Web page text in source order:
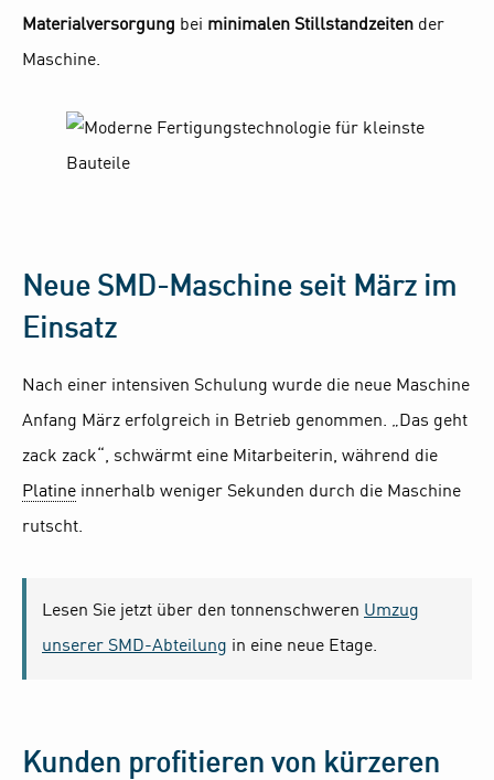
Materialversorgung bei minimalen Stillstandzeiten der
Maschine.
Neue SMD-Maschine seit März im
Einsatz
Nach einer intensiven Schulung wurde die neue Maschine
Anfang März erfolgreich in Betrieb genommen. „Das geht
zack zack“, schwärmt eine Mitarbeiterin, während die
Platine innerhalb weniger Sekunden durch die Maschine
rutscht.
Lesen Sie jetzt über den tonnenschweren Umzug
unserer SMD-Abteilung in eine neue Etage.
Kunden profitieren von kürzeren